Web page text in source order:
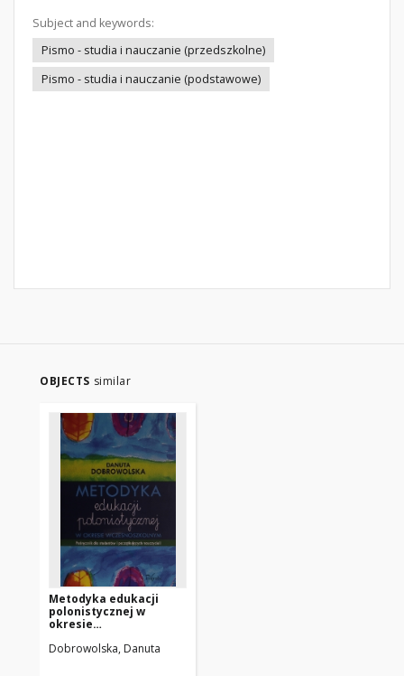
Subject and keywords:
Pismo - studia i nauczanie (przedszkolne)
Pismo - studia i nauczanie (podstawowe)
OBJECTS similar
Metodyka edukacji
polonistycznej w
okresie
podręcznik dla
Dobrowolska, Danuta